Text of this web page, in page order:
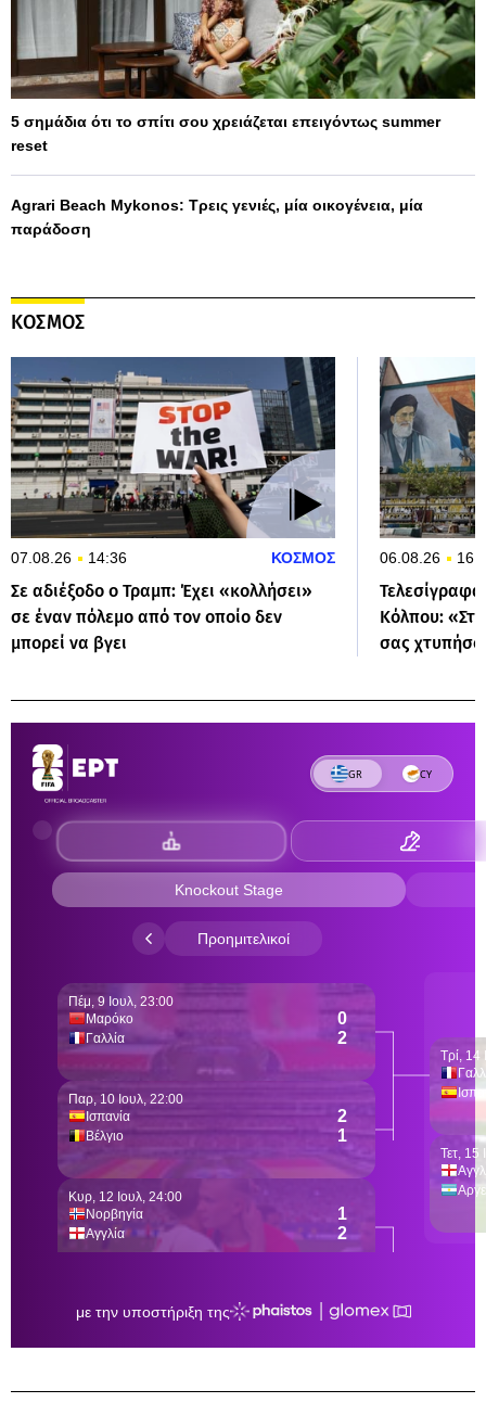
5 σημάδια ότι το σπίτι σου χρειάζεται επειγόντως summer
reset
Agrari Beach Mykonos: Τρεις γενιές, μία οικογένεια, μία
παράδοση
ΚΟΣΜΟΣ
07.08.26 14:36 ΚΟΣΜΟΣ
Σε αδιέξοδο ο Τραμπ: Έχει «κολλήσει»
σε έναν πόλεμο από τον οποίο δεν
μπορεί να βγει
06.08.26
Κόλπου:
σας